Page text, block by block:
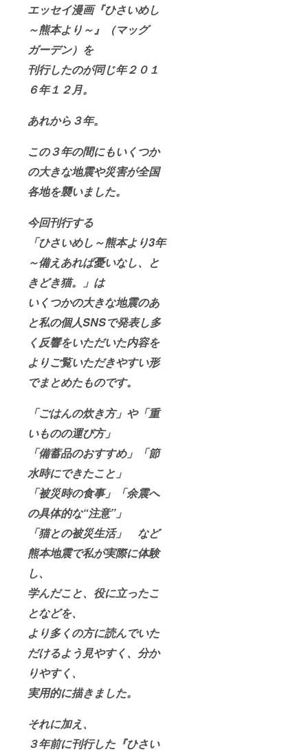
エッセイ漫画『ひさいめし
～熊本より～』（マッグ
ガーデン）を
刊行したのが同じ年２０１
６年１２月。
あれから３年。
この３年の間にもいくつか
の大きな地震や災害が全国
各地を襲いました。
今回刊行する
「ひさいめし～熊本より3年
～備えあれば憂いなし、と
きどき猫。」は
いくつかの大きな地震のあ
と私の個人SNSで発表し多
く反響をいただいた内容を
よりご覧いただきやすい形
でまとめたものです。
「ごはんの炊き方」や「重
いものの運び方」
「備蓄品のおすすめ」「節
水時にできたこと」
「被災時の食事」「余震へ
の具体的な“注意”」
「猫との被災生活」 など
熊本地震で私が実際に体験
し、
学んだこと、役に立ったこ
となどを、
より多くの方に読んでいた
だけるよう見やすく、分か
りやすく、
実用的に描きました。
それに加え、
３年前に刊行した『ひさい